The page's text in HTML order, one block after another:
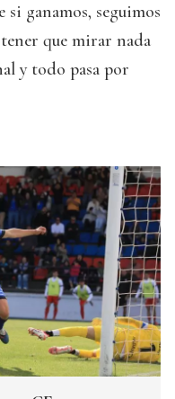
si ganamos, seguimos
que mirar nada
y todo pasa por